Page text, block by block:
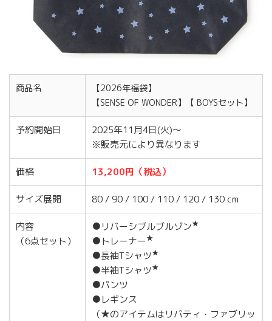
商品名
【2026年福袋】
【SENSE OF WONDER】【 BOYSセット】
予約開始日
2025年11月4日(火)～
※販売元により異なります
価格 13,200円（税込）
サイズ展開 80 / 90 / 100 / 110 / 120 / 130 cm
内容
（6点セット）
●リバーシブルブルゾン★
●トレーナー★
●長袖Tシャツ★
●半袖Tシャツ★
●パンツ
●レギンス
（★のアイテムはリバティ・ファブリッ